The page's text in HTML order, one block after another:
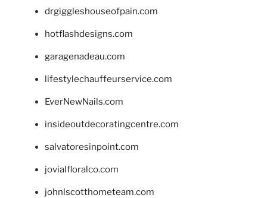
drgiggleshouseofpain.com
hotflashdesigns.com
garagenadeau.com
lifestylechauffeurservice.com
EverNewNails.com
insideoutdecoratingcentre.com
salvatoresinpoint.com
jovialfloralco.com
johnlscotthometeam.com